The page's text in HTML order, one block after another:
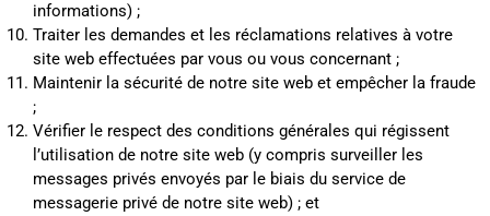
informations) ;
Traiter les demandes et les réclamations relatives à votre
site web effectuées par vous ou vous concernant ;
Maintenir la sécurité de notre site web et empêcher la fraude
;
Vérifier le respect des conditions générales qui régissent
l’utilisation de notre site web (y compris surveiller les
messages privés envoyés par le biais du service de
messagerie privé de notre site web) ; et